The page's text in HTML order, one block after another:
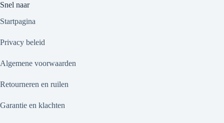
Snel naar
Startpagina
Privacy beleid
Algemene voorwaarden
Retourneren en ruilen
Garantie en klachten